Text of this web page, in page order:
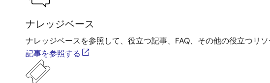
ナレッジベース
ナレッジベースを参照して、役立つ記事、FAQ、その他の役立つリソ
記事を参照する